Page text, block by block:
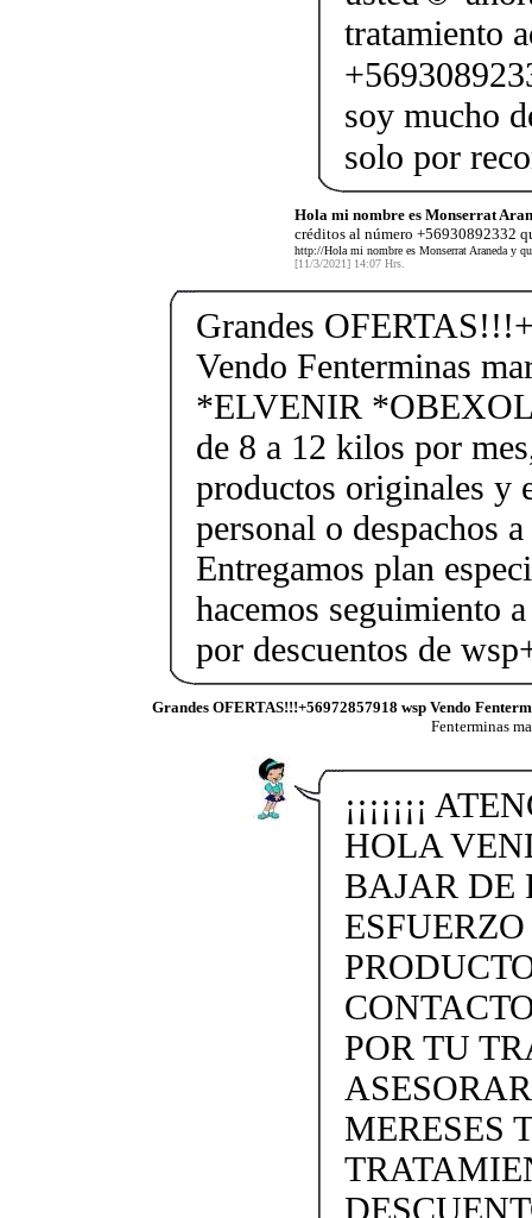
tratamiento
soy mucho
solo por
Hola mi nombre es Monserrat
créditos al número +56930892332
http://Hola mi nombre es Monserrat Araneda y
[11/3/2021] 14:07 Hrs.
Grandes
Vendo Fenterminas
*ELVENIR
de 8 a 12 kilos por
productos originales y
personal o despachos
Entregamos plan
hacemos seguimiento
por descuentos de
Grandes OFERTAS!!!+56972857918 wsp Vendo
Fenterminas
¡¡¡¡¡¡¡
HOLA
BAJAR DE
POR TU
MERESES